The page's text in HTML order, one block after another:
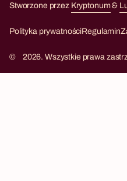
Stworzone przez Kryptonum&
Polityka prywatnościRegulamin
© 2026. Wszystkie prawa